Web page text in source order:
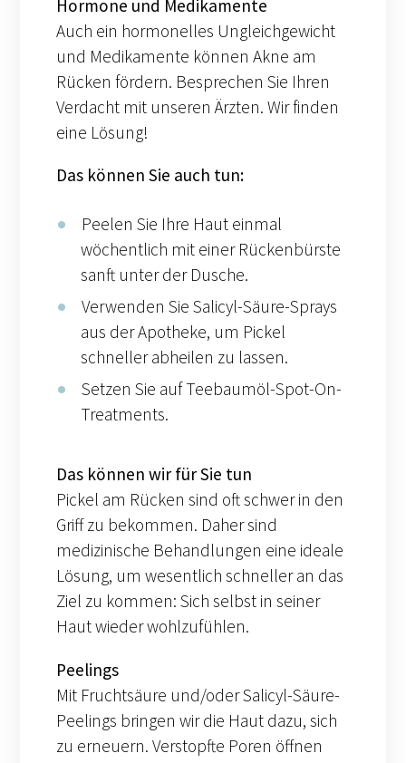
Hormone und Medikamente
Auch ein hormonelles Ungleichgewicht
und Medikamente können Akne am
Rücken fördern. Besprechen Sie Ihren
Verdacht mit unseren Ärzten. Wir finden
eine Lösung!
Das können Sie auch tun:
Peelen Sie Ihre Haut einmal
wöchentlich mit einer Rückenbürste
sanft unter der Dusche.
Verwenden Sie Salicyl-Säure-Sprays
aus der Apotheke, um Pickel
schneller abheilen zu lassen.
Setzen Sie auf Teebaumöl-Spot-On-
Treatments.
Das können wir für Sie tun
Pickel am Rücken sind oft schwer in den
Griff zu bekommen. Daher sind
medizinische Behandlungen eine ideale
Lösung, um wesentlich schneller an das
Ziel zu kommen: Sich selbst in seiner
Haut wieder wohlzufühlen.
Peelings
Mit Fruchtsäure und/oder Salicyl-Säure-
Peelings bringen wir die Haut dazu, sich
zu erneuern. Verstopfte Poren öffnen